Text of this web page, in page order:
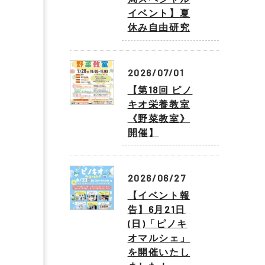
イベント】夏
休み自由研究
2026/07/01
【第18回 ピノ
キオ栄養教室
《野菜教室》
開催】
2026/06/27
【イベント報
告】6月21日
(日)「ピノキ
オマルシェ」
を開催いたし